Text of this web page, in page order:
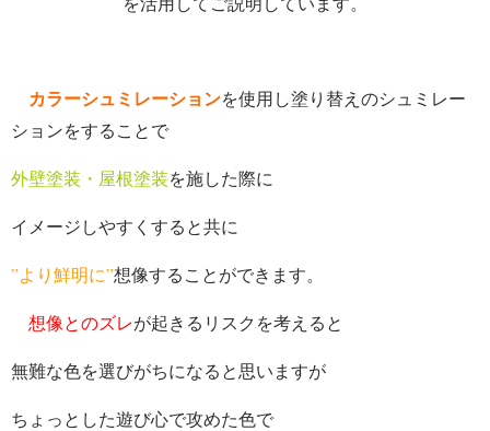
カラーシュミレーションを使用し塗り替えのシュミレー
ションをすることで
外壁塗装・屋根塗装を施した際に
イメージしやすくすると共に
”より鮮明に”想像することができます。
想像とのズレが起きるリスクを考えると
無難な色を選びがちになると思いますが
ちょっとした遊び心で攻めた色で